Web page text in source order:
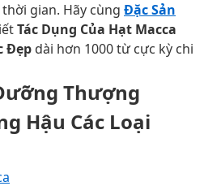
gian. Hãy cùng Đặc Sản
Tác Dụng Của Hạt Macca
Đẹp dài hơn 1000 từ cực kỳ chi
Thượng
Hậu Các Loại